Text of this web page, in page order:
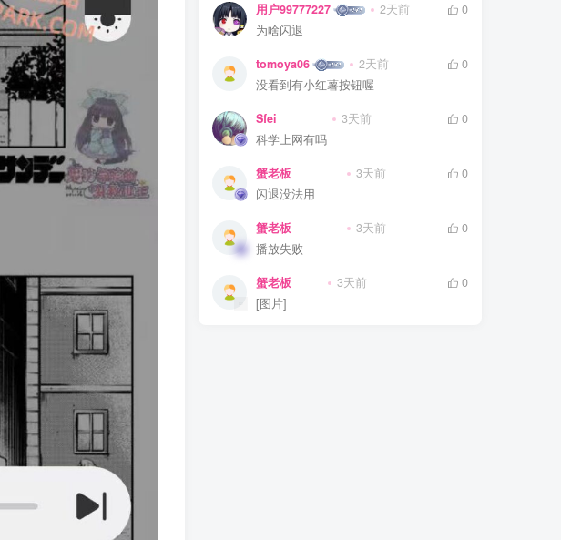
用户99777227 2天前
0
为啥闪退
tomoya06 2天前
0
没看到有小红薯按钮喔
Sfei
0
科学上网有吗
蟹老板
0
闪退没法用
蟹老板
0
播放失败
蟹老板
0
[图片]